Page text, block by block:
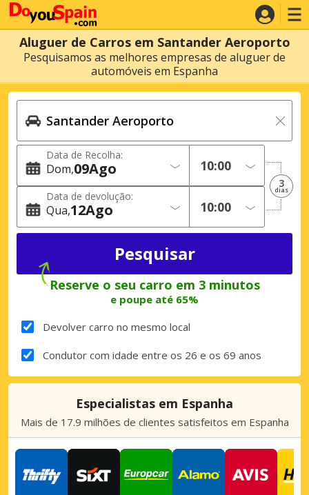
Aluguer de Carros em Santander Aeroporto
Pesquisamos as melhores empresas de aluguer de
automóveis em Espanha
Data de Recolha:
Dom 09Ago
Data de devolução:
Qua 12Ago
3
dias
Reserve o seu carro em 3 minutos
e poupe até 65%
Devolver carro no mesmo local
Condutor com idade entre os 26 e os 69 anos
Especialistas em Espanha
Mais de 17.9 milhões de clientes satisfeitos em Espanha